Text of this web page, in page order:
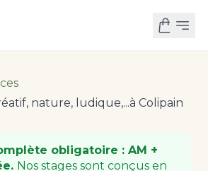
nature, ludique,...à Colipain
obligatoire : AM +
Nos stages sont conçus en